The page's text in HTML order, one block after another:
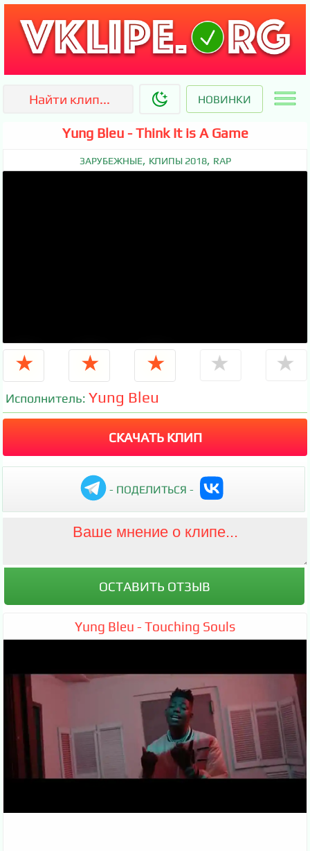
НОВИНКИ
Yung Bleu - Think It is A Game
ЗАРУБЕЖНЫЕ, КЛИПЫ 2018, RAP
★ ★ ★ ★ ★
Исполнитель: Yung Bleu
СКАЧАТЬ КЛИП
- ПОДЕЛИТЬСЯ -
Yung Bleu - Touching Souls